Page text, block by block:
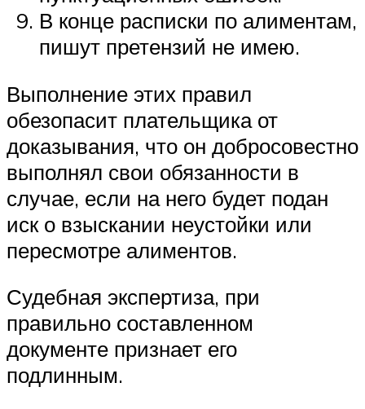
В конце расписки по алиментам,
пишут претензий не имею.
Выполнение этих правил
обезопасит плательщика от
доказывания, что он добросовестно
выполнял свои обязанности в
случае, если на него будет подан
иск о взыскании неустойки или
пересмотре алиментов.
Судебная экспертиза, при
правильно составленном
документе признает его
подлинным.